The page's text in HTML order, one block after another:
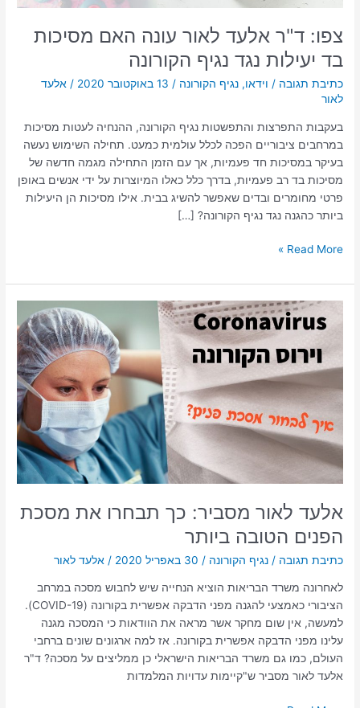
צפו: ד"ר אלעד לאור עונה האם מסיכות
בד יעילות נגד נגיף הקורונה
כתיבת תגובה / וידאו,נגיף הקורונה / 13 באוקטובר 2020 /אלעד
לאור
בעקבות התפרצות והתפשטות נגיף הקורונה, ההנחיה לעטות מסיכות
במרחבים ציבוריים הפכה לכלל עולמית כמעט. תחילה השימוש נעשה
בעיקר במסיכות חד פעמיות, אך עם הזמן התחילה מגמה חדשה של
מסיכות בד רב פעמיות, בדרך כלל כאלו המיוצרות על ידי אנשים באופן
פרטי מחומרים ובדים שאפשר להשיג בבית. אילו מסיכות הן היעילות
ביותר כהגנה נגד נגיף הקורונה? […]
Read More »
אלעד לאור מסביר: כך תבחרו את מסכת
הפנים הטובה ביותר
כתיבת תגובה /נגיף הקורונה / 30 באפריל 2020 /אלעד לאור
לאחרונה משרד הבריאות הוציא הנחייה שיש לחבוש מסכה במרחב
הציבורי כאמצעי להגנה מפני הדבקה אפשרית בקורונה (COVID-19).
למעשה, אין שום מחקר אשר מראה את הוודאות כי המסכה מגנה
עלינו מפני הדבקה אפשרית בקורונה. אז למה ארגונים שונים ברחבי
העולם, כמו גם משרד הבריאות הישראלי כן ממליצים על מסכה? ד"ר
אלעד לאור מסביר ש"קיימות עדויות המלמדות
לאור
מסביר:
מסכת
הפנים
הטובה
ביותר